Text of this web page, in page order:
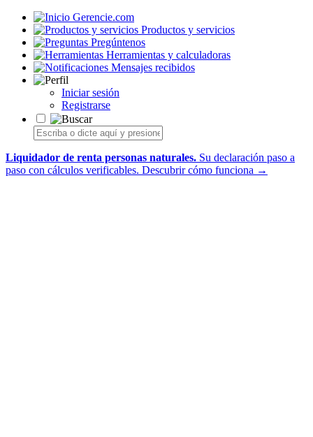
Gerencie.com
Productos y servicios
Pregúntenos
Herramientas y calculadoras
Mensajes recibidos
Iniciar sesión
Registrarse
Liquidador de renta personas naturales. Su declaración paso a
paso con cálculos verificables. Descubrir cómo funciona →